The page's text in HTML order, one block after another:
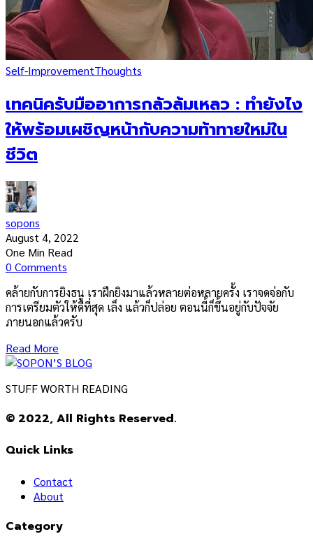
Self-ImprovementThoughts
เทคนิครับมืออาการกลัวล้มเหลว : ทำยังไง
ให้พร้อมเผชิญหน้ากับความท้าทายใหม่ใน
ชีวิต
sopons
August 4, 2022
One Min Read
0 Comments
คล้ายกับการยิงธนู เราฝึกยิงมาแล้วหลายต่อหลายครั้ง เราจดจ่อกับ
การเตรียมตัวให้ดีที่สุด เล็ง แล้วก็ปล่อย ตอนนี้ก็ขึ้นอยู่กับปัจจัย
ภายนอกแล้วครับ
Read More
STUFF WORTH READING
© 2022, All Rights Reserved.
Quick Links
Contact
About
Category